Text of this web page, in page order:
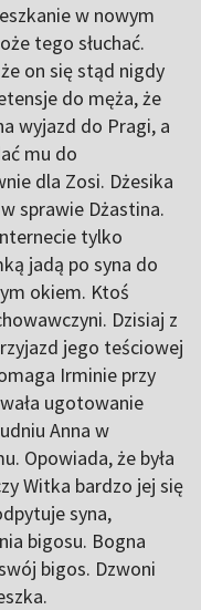
w nowym
tego słuchać.
on się stąd nigdy
do męża, że
wyjazd do Pragi, a
mu do
dla Zosi. Dżesika
sprawie Dżastina.
tylko
jadą po syna do
okiem. Ktoś
Dzisiaj z
jego teściowej
Irminie przy
ugotowanie
Anna w
Opowiada, że była
Witka bardzo jej się
syna,
bigosu. Bogna
bigos. Dzwoni